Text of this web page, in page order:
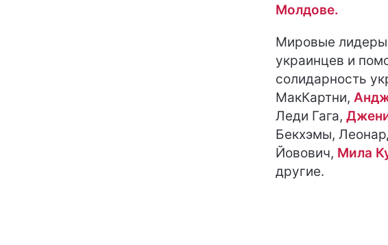
Молдове.
Мировые лидеры
украинцев и
солидарность
МакКартни,
Леди Гага,
Бекхэмы,
Йовович, Мила
другие.